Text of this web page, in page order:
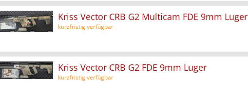
Kriss Vector CRB G2 Multicam FDE 9mm Luger
kurzfristig verfügbar
Kriss Vector CRB G2 FDE 9mm Luger
kurzfristig verfügbar